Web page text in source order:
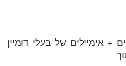
+ אימיילים של בעלי דומיין